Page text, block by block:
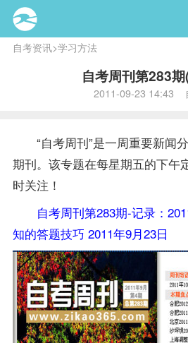
自考资讯>学习方法
自考周刊第283
2011-09-23 14:43
“自考周刊”是一周重要新闻
期刊。该专题在每星期五的下午
时关注！
自考周刊第283期-记录：
知的答题技巧 2011年9月23日